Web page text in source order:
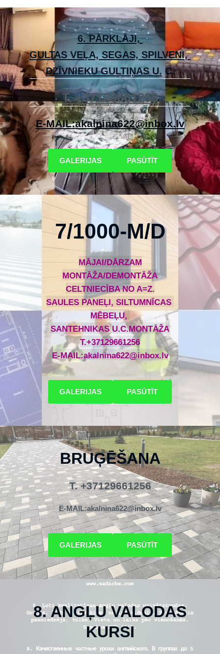
6. PĀRKLĀJI,
GULTAS VEĻA, SEGAS, SPILVENI,
DZĪVNIEKU GULTIŅAS U. C.
T.+37129661256
E-MAIL:akalnina622@inbox.lv
​GALERIJAS​ ​PASŪTĪT​
7/1000-M/D
MĀJAI/DĀRZAM
MONTĀŽA/DEMONTĀŽA
CELTNIECĪBA NO A=Z.
SAULES PANEĻI, SILTUMNĪCAS
MĒBEĻU,
SANTEHNIKAS U.C.MONTĀŽA
T.+37129661256
E-MAIL:akalnina622@inbox.lv
​GALERIJAS​ ​PASŪTĪT​
BRUĢĒŠANA
T. +37129661256
E-MAIL:akalnina622@inbox.lv
​GALERIJAS​ ​PASŪTĪT​
8. ANGĻU VALODAS
KURSI